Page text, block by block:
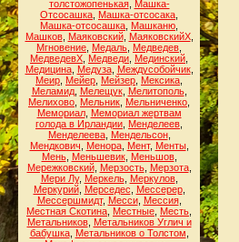
толстожопенькая, Машка-
Отсосашка Машка-отсосака
Машка-отсосашка Машканю
Машков, Маяковский, МаяковскийХ,
Мгновение Медаль Медведев
МедведевХ Медведи Мединский
Медицина, Медуза, Междусобойчик,
Меир Мейер Мейзер Мексика
Меламид, Мелещук, Мелитополь,
Мелихово Мельник Мельниченко
Мемориал, Мемориал жертвам
голода в Ирландии Менделеев
Менделеева, Мендельсон,
Мендкович
Менора, Мент, Менты,
Мень, Меньшевик, Меньшов,
Мережковский, Мерзость, Мерзота,
Мери Лу, Меркель, Меркулов,
Меркурий, Мерседес Мессерер,
Мессершмидт, Месси, Мессия,
Местная Скотина Местные Месть
Метальников, Метальников Углич и
бабушка, Метальников о Толстом